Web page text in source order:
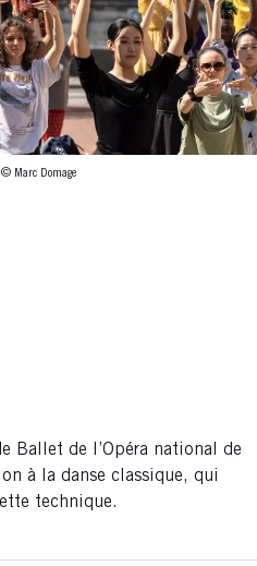
© Marc Domage
Ballet de l’Opéra national de
à la danse classique, qui
technique.